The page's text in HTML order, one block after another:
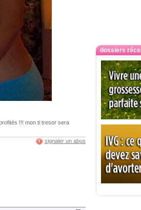
!!! mon ti tresor sera
signaler un abus
dossiers